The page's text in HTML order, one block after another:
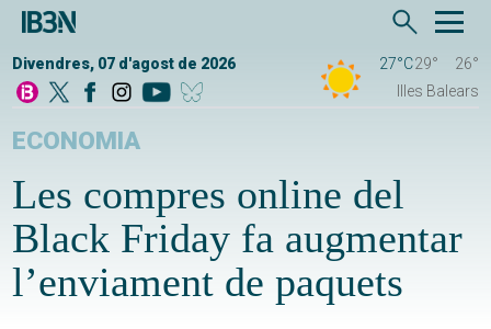
Divendres, 07 d'agost de 2026 27°C29°
26°
Illes Balears
ECONOMIA
Les compres online del
Black Friday fa augmentar
l’enviament de paquets